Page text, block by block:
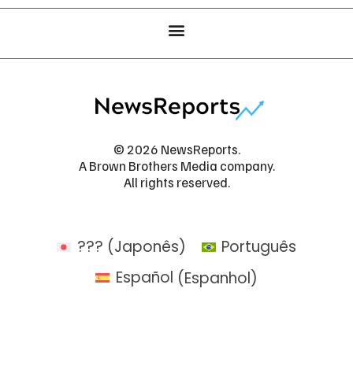
© 2026 NewsReports.
A Brown Brothers Media company.
All rights reserved.
??? (Japonês)
Português
Español (Espanhol)